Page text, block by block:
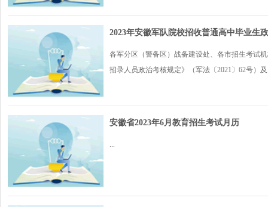
2023年安徽军队院校招收普通高中毕业生
各军分区（警备区）战备建设处、各市招生考试
招录人员政治考核规定》（军法〔2021〕62号）
安徽省2023年6月教育招生考试月历
...